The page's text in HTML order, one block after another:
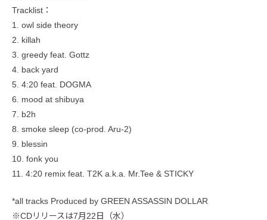
Tracklist：
1. owl side theory
2. killah
3. greedy feat. Gottz
4. back yard
5. 4:20 feat. DOGMA
6. mood at shibuya
7. b2h
8. smoke sleep (co-prod. Aru-2)
9. blessin
10. fonk you
11. 4:20 remix feat. T2K a.k.a. Mr.Tee & STICKY
*all tracks Produced by GREEN ASSASSIN DOLLAR
※CDリリースは7月22日（水）